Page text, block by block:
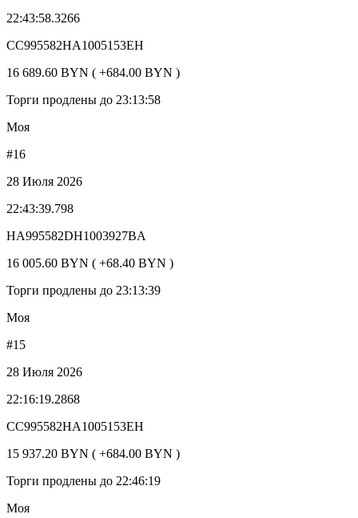
22:43:58.3266
CC995582HA1005153EH
16 689.60 BYN ( +684.00 BYN )
Торги продлены до 23:13:58
Моя
#16
28 Июля 2026
22:43:39.798
HA995582DH1003927BA
16 005.60 BYN ( +68.40 BYN )
Торги продлены до 23:13:39
Моя
#15
28 Июля 2026
22:16:19.2868
CC995582HA1005153EH
15 937.20 BYN ( +684.00 BYN )
Торги продлены до 22:46:19
Моя